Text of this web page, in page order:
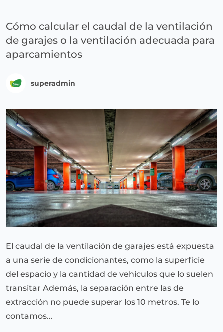
Cómo calcular el caudal de la ventilación
de garajes o la ventilación adecuada para
aparcamientos
superadmin
El caudal de la ventilación de garajes está expuesta
a una serie de condicionantes, como la superficie
del espacio y la cantidad de vehículos que lo suelen
transitar Además, la separación entre las de
extracción no puede superar los 10 metros. Te lo
contamos...